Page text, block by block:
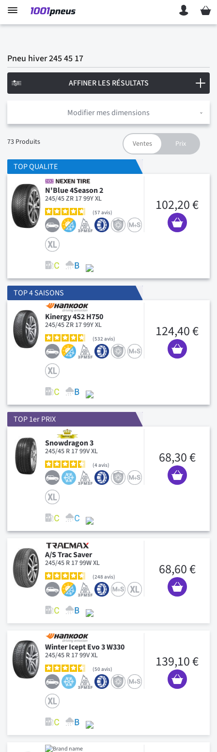
Mon
Pneu hiver 245 45 17
Modifier mes dimensions
73 Produits
TOP QUALITE
N'Blue 4Season 2
245/45 ZR 17 99Y XL
57 avis 102,20 €
TOP 4 SAISONS
Kinergy 4S2 H750
245/45 ZR 17 99Y XL
532 avis 124,40 €
TOP 1er PRIX
Snowdragon 3
245/45 R 17 99V XL
4avis 68,30 €
A/S Trac Saver
245/45 R 17 99W XL
248 avis 68,60 €
Winter Icept Evo 3 W330
245/45 R 17 99V XL
50avis 139,10 €
AFFINER LES RÉSULTATS